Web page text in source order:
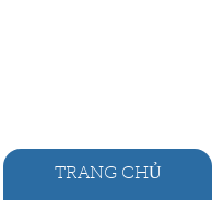
TRANG CHỦ